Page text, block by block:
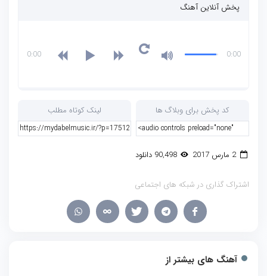
پخش آنلاین آهنگ
0:00
0:00
کد پخش برای وبلاگ ها لینک کوتاه مطلب
2 مارس 2017 90,498 دانلود
اشتراک گذاری در شبکه های اجتماعی
آهنگ های بیشتر از